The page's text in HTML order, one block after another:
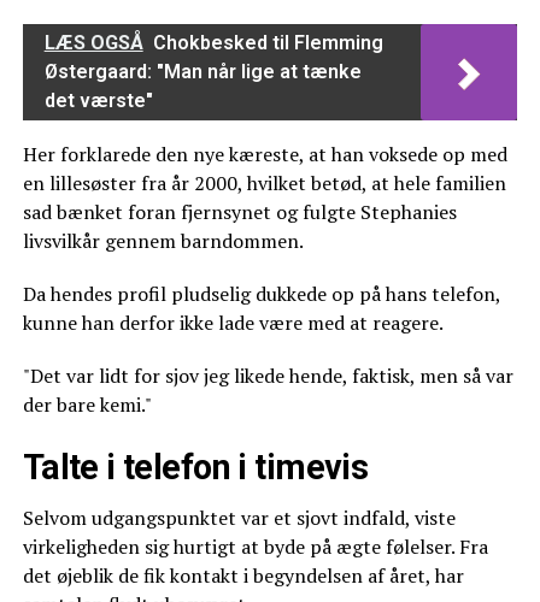
LÆS OGSÅ Chokbesked til Flemming
Østergaard: "Man når lige at tænke
det værste"
Her forklarede den nye kæreste, at han voksede op med
en lillesøster fra år 2000, hvilket betød, at hele familien
sad bænket foran fjernsynet og fulgte Stephanies
livsvilkår gennem barndommen.
Da hendes profil pludselig dukkede op på hans telefon,
kunne han derfor ikke lade være med at reagere.
"Det var lidt for sjov jeg likede hende, faktisk, men så var
der bare kemi."
Talte i telefon i timevis
Selvom udgangspunktet var et sjovt indfald, viste
virkeligheden sig hurtigt at byde på ægte følelser. Fra
det øjeblik de fik kontakt i begyndelsen af året, har